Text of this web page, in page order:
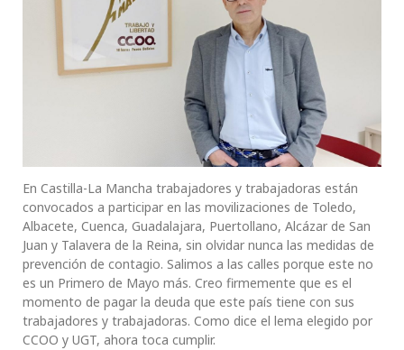
En Castilla-La Mancha trabajadores y trabajadoras están
convocados a participar en las movilizaciones de Toledo,
Albacete, Cuenca, Guadalajara, Puertollano, Alcázar de San
Juan y Talavera de la Reina, sin olvidar nunca las medidas de
prevención de contagio. Salimos a las calles porque este no
es un Primero de Mayo más. Creo firmemente que es el
momento de pagar la deuda que este país tiene con sus
trabajadores y trabajadoras. Como dice el lema elegido por
CCOO y UGT, ahora toca cumplir.